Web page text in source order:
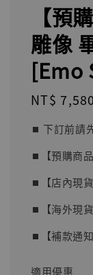
【預
雕像
[Emo
Regular
NT$ 7,580
⏹︎ 下訂前請
⏹︎【預購商
⏹︎【店內現
⏹︎【海外現
⏹︎【補款通
適用優惠